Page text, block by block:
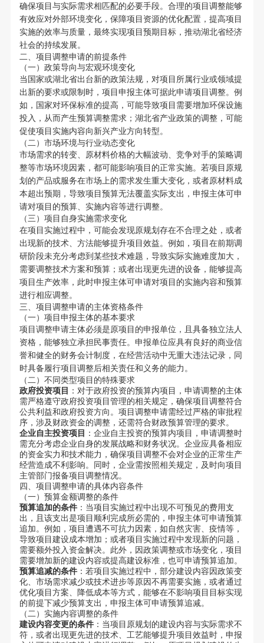
确保项目与实际需求相匹配的必要手段。合理的项目调整能够
有效应对外部环境变化，保障项目资源的优化配置，提高项目
实施的效率与质量，最终实现项目预期目标，推动湖北省经济
社会的持续发展。
二、项目调整申请的前提条件
（一）政策导向与宏观环境变化
当国家或湖北省出台新的政策法规，对项目所属行业或领域提
出新的要求或限制时，项目申报主体可据此申请项目调整。例
如，国家对环保标准的提高，可能导致项目需要增加环保设施
投入，从而产生预算调整需求；湖北省产业政策的调整，可能
促使项目实施内容向新兴产业方向转型。
（二）市场环境与行业动态变化
市场需求的转变、原材料价格的大幅波动、竞争对手的策略调
整等市场环境因素，都可能影响项目的正常实施。若项目原规
划的产品或服务在市场上的需求发生重大变化，或者原材料成
本超出预期，导致项目预算无法覆盖实际支出，申报主体可申
请对项目的预算、实施内容等进行调整。
（三）项目自身实施需求变化
在项目实施过程中，可能会发现原规划存在不合理之处，或者
出现新的技术、方法能够提升项目效益。例如，项目在前期调
研阶段未充分考虑到某些技术难题，导致实际实施难度加大，
需要调整技术方案和预算；或者出现更先进的设备，能够提高
项目生产效率，此时申报主体可申请对项目的实施内容和预算
进行相应调整。
三、项目调整申请的主体资格条件
（一）项目申报主体的基本要求
项目调整申请主体必须是原项目的申报单位，且具备独立法人
资格，能够独立承担民事责任。申报单位应具有良好的商业信
誉和健全的财务会计制度，在经营活动中无重大违法记录，同
时具备履行项目调整后相关责任和义务的能力。
（二）不同类型项目的特殊要求
政府投资项目 ：对于政府投资的预算内项目，申请调整的主体
需严格遵守政府投资项目管理的相关规定，确保项目调整符合
公共利益和政府投资方向。项目调整申请需经过严格的审批程
序，涉及财政资金的调整，还需符合财政预算管理的要求。
企业自主投资项目 ：企业自主投资的预算内项目，申请调整时
需充分考虑企业自身的发展战略和财务状况。企业应具备相应
的资金实力和技术能力，确保项目调整不会对企业的正常生产
经营造成不利影响。同时，企业需按照相关规定，及时向项目
主管部门报备项目调整情况。
四、项目调整申请的具体内容条件
（一）预算金额调整的条件
预算追加的条件：当项目实施过程中出现不可预见的费用支
出，且该支出是项目顺利完成所必需的，申报主体可申请预算
追加。例如，项目遭遇不可抗力因素，如自然灾害、疫情等，
导致项目建设成本增加；或者项目实施过程中发现新的问题，
需要额外投入资金解决。此外，因政策调整或市场变化，项目
需要增加新的建设内容或提高建设标准，也可申请预算追加。
预算追减的条件：若项目实施过程中，部分建设内容因政策变
化、市场需求减少或技术进步等原因不再需要实施，或者通过
优化项目方案、降低成本等方式，能够在不影响项目目标实现
的前提下减少预算支出，申报主体可申请预算追减。
（二）实施内容调整的条件
建设内容变更的条件：当项目原规划的建设内容与实际需求不
符，或者出现更先进的技术、工艺能够提升项目效益时，申报